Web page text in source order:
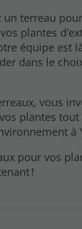
un terreau
plantes
équipe est
dans le
vous
plantes
à
pour vos
!